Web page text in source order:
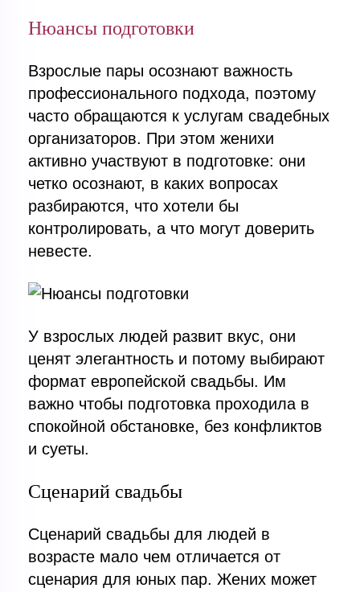
Нюансы подготовки
Взрослые пары осознают важность
профессионального подхода, поэтому
часто обращаются к услугам свадебных
организаторов. При этом женихи
активно участвуют в подготовке: они
четко осознают, в каких вопросах
разбираются, что хотели бы
контролировать, а что могут доверить
невесте.
У взрослых людей развит вкус, они
ценят элегантность и потому выбирают
формат европейской свадьбы. Им
важно чтобы подготовка проходила в
спокойной обстановке, без конфликтов
и суеты.
Сценарий свадьбы
Сценарий свадьбы для людей в
возрасте мало чем отличается от
сценария для юных пар. Жених может